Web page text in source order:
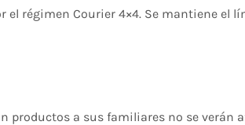
el régimen Courier 4×4. Se mantiene el
productos a sus familiares no se verán